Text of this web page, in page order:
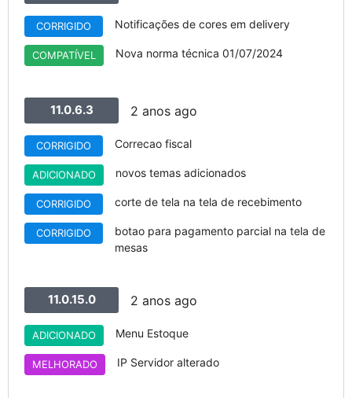
CORRIGIDO Notificações de cores em delivery
COMPATÍVEL Nova norma técnica 01/07/2024
11.0.6.3 2 anos ago
CORRIGIDO Correcao fiscal
ADICIONADO novos temas adicionados
CORRIGIDO corte de tela na tela de recebimento
CORRIGIDO
botao para pagamento parcial na tela de
mesas
11.0.15.0 2 anos ago
ADICIONADO Menu Estoque
MELHORADO IP Servidor alterado